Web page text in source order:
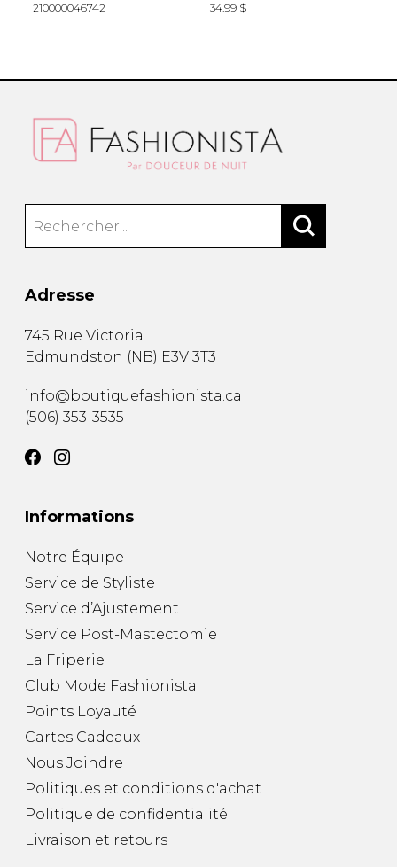
210000046742
34.99 $
Adresse
745 Rue Victoria
Edmundston (NB) E3V 3T3
info@boutiquefashionista.ca
(506) 353-3535
Informations
Notre Équipe
Service de Styliste
Service d’Ajustement
Service Post-Mastectomie
La Friperie
Club Mode Fashionista
Points Loyauté
Cartes Cadeaux
Nous Joindre
Politiques et conditions d'achat
Politique de confidentialité
Livraison et retours